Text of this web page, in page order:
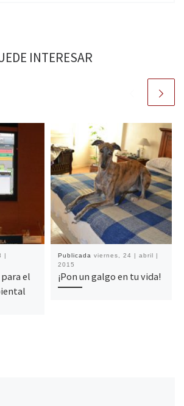
INTERESAR
|
el
Publicada viernes, 24 | abril |
2015
¡Pon un galgo en tu vida!